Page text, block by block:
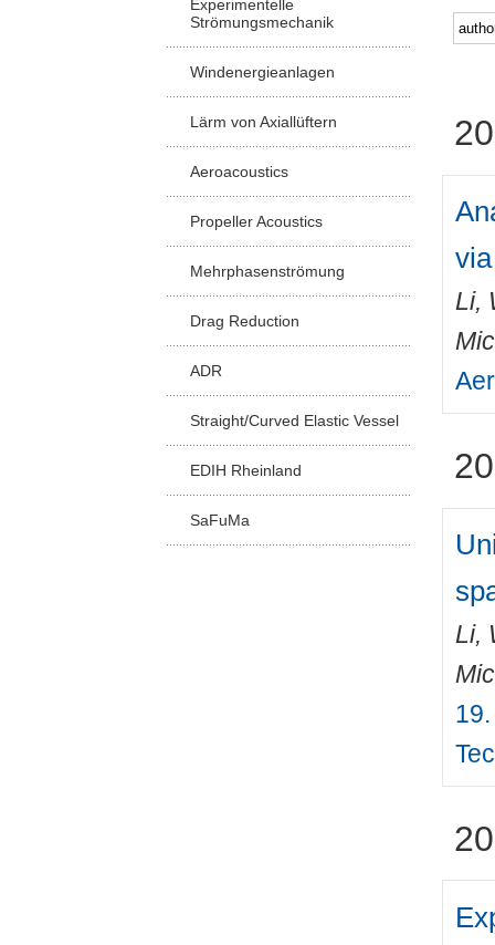
Experimentelle
Strömungsmechanik
Windenergieanlagen
Lärm von Axiallüftern
Aeroacoustics
Propeller Acoustics
Mehrphasenströmung
Drag Reduction
ADR
Straight/Curved Elastic Vessel
EDIH Rheinland
SaFuMa
Li,
Li,